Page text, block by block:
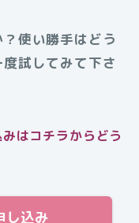
使い勝手はどう
試してみて下さ
はコチラからどう
し込み